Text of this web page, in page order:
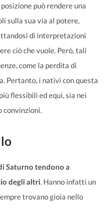
può rendere una
sulla sua via al potere,
di interpretazioni
ciò che vuole. Però, tali
come la perdita di
Pertanto, i nativi con questa
flessibili ed equi, sia nei
convinzioni.
Saturno tendono a
degli altri. Hanno infatti un
trovano gioia nello